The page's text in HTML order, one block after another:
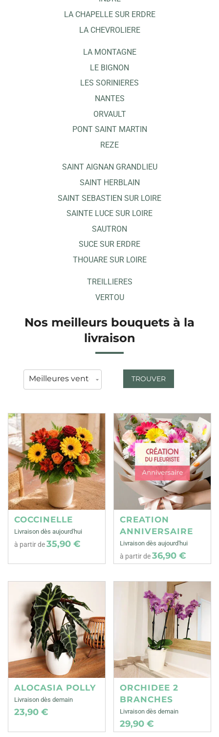
LA CHAPELLE SUR ERDRE
LA CHEVROLIERE
LA MONTAGNE
LE BIGNON
LES SORINIERES
NANTES
ORVAULT
PONT SAINT MARTIN
REZE
SAINT AIGNAN GRANDLIEU
SAINT HERBLAIN
SAINT SEBASTIEN SUR LOIRE
SAINTE LUCE SUR LOIRE
SAUTRON
SUCE SUR ERDRE
THOUARE SUR LOIRE
TREILLIERES
VERTOU
Nos meilleurs bouquets à la
livraison
TROUVER
COCCINELLE
Livraison dès aujourd'hui
à partir de35,90 €
CREATION
ANNIVERSAIRE
Livraison dès aujourd'hui
à partir de36,90 €
ALOCASIA POLLY
Livraison dès demain
23,90 €
ORCHIDEE 2
BRANCHES
Livraison dès demain
29,90 €